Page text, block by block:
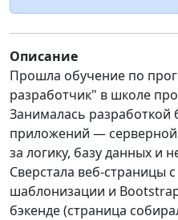
Описание
Прошла обучение по
разработчик" в школе
Занималась разработкой
приложений — серверной
за логику, базу данных и
Сверстала веб-страницы
шаблонизации и
бэкенде (страница